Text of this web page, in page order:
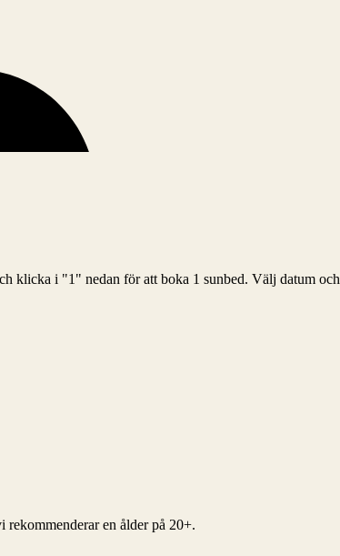
klicka i "1" nedan för att boka 1 sunbed. Välj datum och
rekommenderar en ålder på 20+.